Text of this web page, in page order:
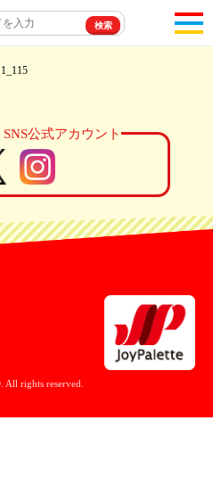
公式アカウント
All rights reserved.